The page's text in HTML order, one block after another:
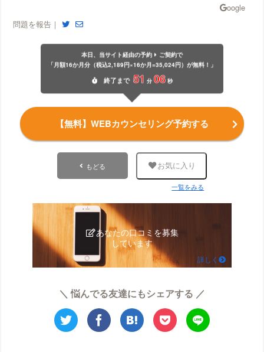
問題を報告｜
本日、当サイト経由の予約
ご契約で
「月額16か月分（税込2,189円×16か月=35,024円）が無料！」
終了 まで 51 分 06 秒
【無料】WEBカウンセリング予約する
もどる お気に入り
一覧をみる
あなたの口コミを募集
しています
詳しく
＼ 悩んでる友達にもシェアする ／